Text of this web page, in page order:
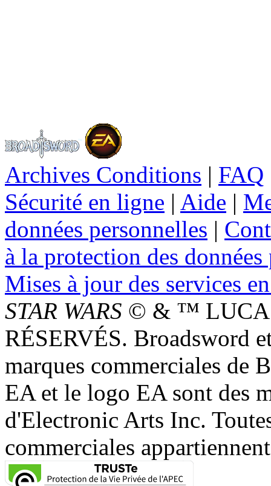
Archives Conditions | FAQ
Sécurité en ligne | Aide |
données personnelles |
à la protection des
Mises à jour des services
STAR WARS © & ™
RÉSERVÉS. Broadsword
marques commerciales de
EA et le logo EA sont des
d'Electronic Arts Inc.
commerciales